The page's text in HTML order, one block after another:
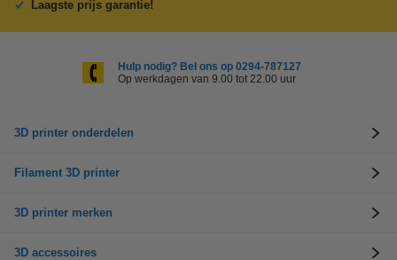
Laagste prijs garantie!
Hulp nodig? Bel ons op 0294-787127
Op werkdagen van 9.00 tot 22.00 uur
3D printer onderdelen
Filament 3D printer
3D printer merken
3D accessoires